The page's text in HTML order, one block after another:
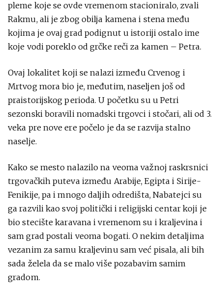
YouTube
Sadržaj
pleme koje se ovde vremenom stacioniralo, zvali
Rakmu, ali je zbog obilja kamena i stena među
kojima je ovaj grad podignut u istoriji ostalo ime
koje vodi poreklo od grčke reči za kamen – Petra.
Ovaj lokalitet koji se nalazi između Crvenog i
Mrtvog mora bio je, međutim, naseljen još od
praistorijskog perioda. U početku su u Petri
sezonski boravili nomadski trgovci i stočari, ali od 3.
veka pre nove ere počelo je da se razvija stalno
naselje.
Kako se mesto nalazilo na veoma važnoj raskrsnici
trgovačkih puteva između Arabije, Egipta i Sirije-
Fenikije, pa i mnogo daljih odredišta, Nabatejci su
ga razvili kao svoj politički i religijski centar koji je
bio stecište karavana i vremenom su i kraljevina i
sam grad postali veoma bogati. O nekim detaljima
vezanim za samu kraljevinu sam već pisala, ali bih
sada želela da se malo više pozabavim samim
gradom.